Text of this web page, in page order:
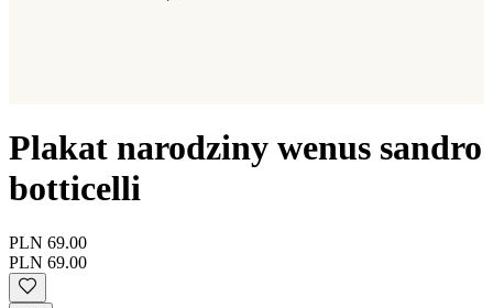
Plakat narodziny wenus sandro
botticelli
PLN 69.00
PLN 69.00